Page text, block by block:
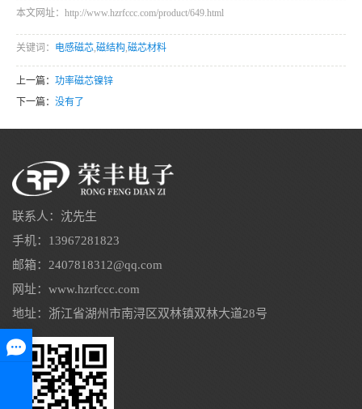
本文网址：http://www.hzrfccc.com/product/649.html
关键词： 电感磁芯,磁结构,磁芯材料
上一篇： 功率磁芯镍锌
下一篇： 没有了
联系人：沈先生
手机：13967281823
邮箱：2407818312@qq.com
网址：www.hzrfccc.com
地址：浙江省湖州市南浔区双林镇双林大道28号